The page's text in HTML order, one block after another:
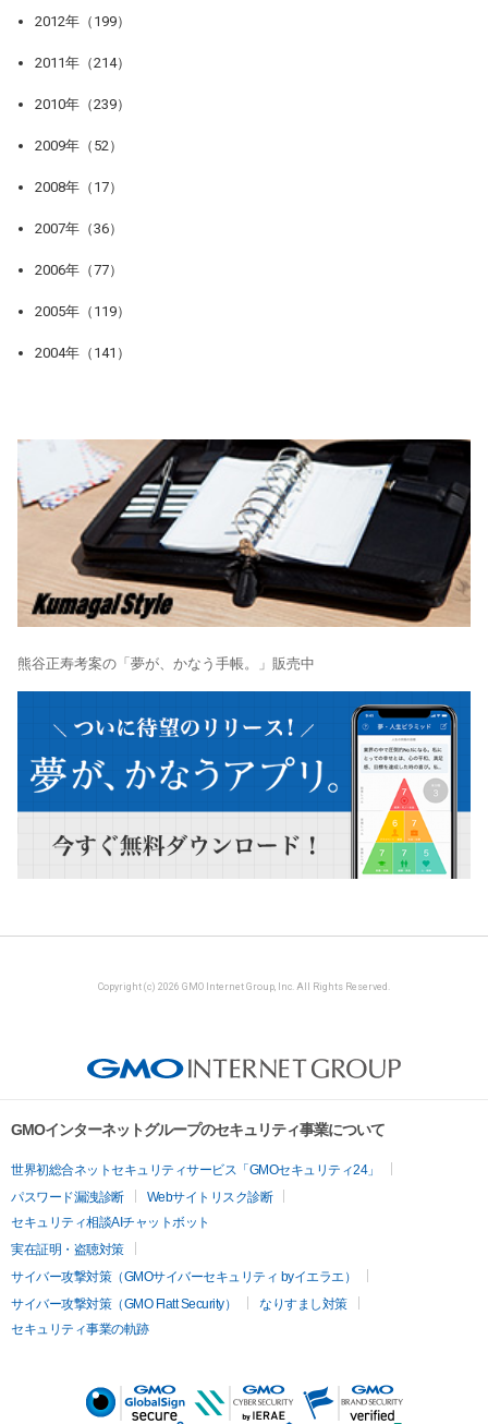
2012年（199）
2011年（214）
2010年（239）
2009年（52）
2008年（17）
2007年（36）
2006年（77）
2005年（119）
2004年（141）
熊谷正寿考案の「夢が、かなう手帳。」販売中
Copyright (c) 2026 GMO Internet Group, Inc. All Rights Reserved.
GMOインターネットグループのセキュリティ事業について
世界初総合ネットセキュリティサービス「GMOセキュリティ24」
パスワード漏洩診断
Webサイトリスク診断
セキュリティ相談AIチャットボット
実在証明・盗聴対策
サイバー攻撃対策（GMOサイバーセキュリティ byイエラエ）
サイバー攻撃対策（GMO Flatt Security）
なりすまし対策
セキュリティ事業の軌跡